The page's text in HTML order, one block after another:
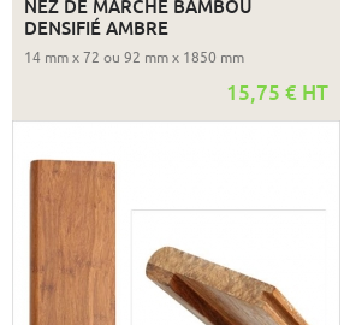
NEZ DE MARCHE BAMBOU
DENSIFIÉ AMBRE
14 mm x 72 ou 92 mm x 1850 mm
15,75 € HT